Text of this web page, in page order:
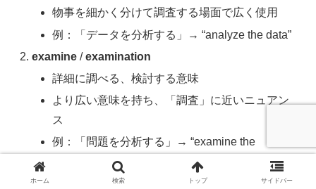
物事を細かく分けて調査する場面で広く使用
例：「データを分析する」→ “analyze the data”
examine /examination
詳細に調べる、検討する意味
より広い意味を持ち、「調査」に近いニュアン
ス
例：「問題を分析する」→ “examine the
break down
breakdown
ホーム 検索 トップ サイドバー